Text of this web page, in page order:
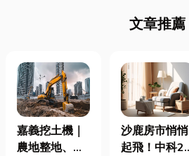
文章推薦
嘉義挖土機｜
農地整地、基
沙鹿房市悄悄
起飛！中科2